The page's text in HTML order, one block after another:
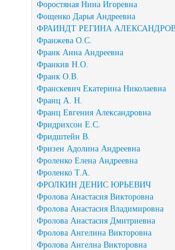
Форостяная Нина Игоревна
Фощенко Дарья Андреевна
ФРАИНДТ РЕГИНА
Франжева О.С.
Франк Анна Андреевна
Франкив Н.О.
Франк О.В.
Франскевич Екатерина Николаевна
Франц А. Н.
Франц Евгения Александровна
Фридрихсон Е.С.
Фридштейн В.
Фризен Адолина Андреевна
Фроленко Елена Андреевна
Фроленко Т.А.
ФРОЛКИН ДЕНИС ЮРЬЕВИЧ
Фролова Анастасия Викторовна
Фролова Анастасия Владимировна
Фролова Анастасия Дмитриевна
Фролова Ангелина Викторовна
Фролова Ангелна Викторовна